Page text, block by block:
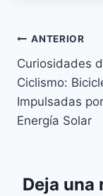
de
entradas
ANTERIOR
Curiosidades
Ciclismo:
Impulsadas por
Energía Solar
Deja una